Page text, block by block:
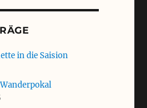
in die Saision